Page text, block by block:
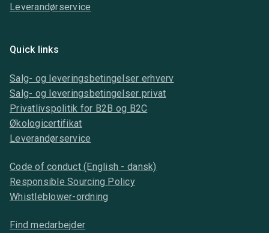
Leverandørservice
Quick links
Salg- og leveringsbetingelser erhverv
Salg- og leveringsbetingelser privat
Privatlivspolitik for B2B og B2C
Økologicertifikat
Leverandørservice
Code of conduct (English - dansk)
Responsible Sourcing Policy
Whistleblower-ordning
Find medarbejder